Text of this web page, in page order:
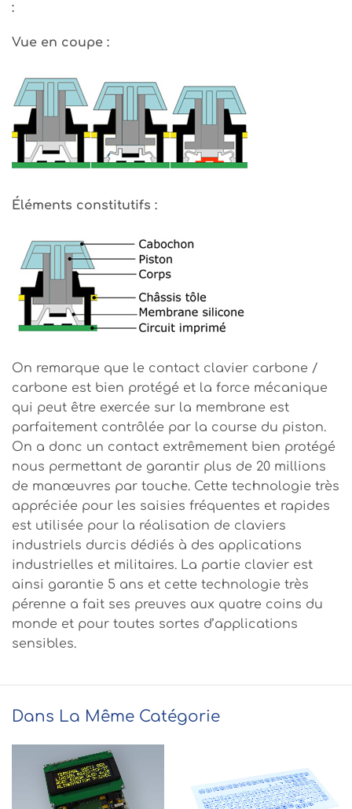
:
Vue en coupe :
Éléments constitutifs :
On remarque que le contact clavier carbone /
carbone est bien protégé et la force mécanique
qui peut être exercée sur la membrane est
parfaitement contrôlée par la course du piston.
On a donc un contact extrêmement bien protégé
nous permettant de garantir plus de 20 millions
de manœuvres par touche. Cette technologie très
appréciée pour les saisies fréquentes et rapides
est utilisée pour la réalisation de claviers
industriels durcis dédiés à des applications
industrielles et militaires. La partie clavier est
ainsi garantie 5 ans et cette technologie très
pérenne a fait ses preuves aux quatre coins du
monde et pour toutes sortes d’applications
sensibles.
Dans La Même Catégorie